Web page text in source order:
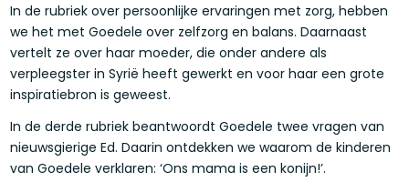
In de rubriek over persoonlijke ervaringen met zorg, hebben
we het met Goedele over zelfzorg en balans. Daarnaast
vertelt ze over haar moeder, die onder andere als
verpleegster in Syrië heeft gewerkt en voor haar een grote
inspiratiebron is geweest.
In de derde rubriek beantwoordt Goedele twee vragen van
nieuwsgierige Ed. Daarin ontdekken we waarom de kinderen
van Goedele verklaren: ‘Ons mama is een konijn!’.